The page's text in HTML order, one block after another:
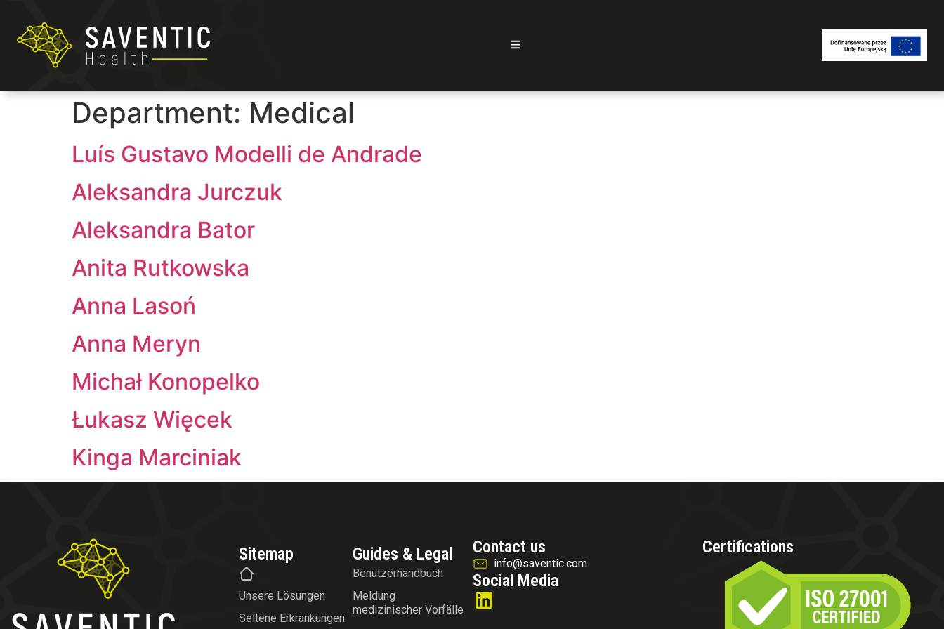
Department: Medical
Luís Gustavo Modelli de Andrade
Aleksandra Jurczuk
Aleksandra Bator
Anita Rutkowska
Anna Lasoń
Anna Meryn
Michał Konopelko
Łukasz Więcek
Kinga Marciniak
Sitemap
Unsere Lösungen
Seltene Erkrankungen
Guides & Legal
Benutzerhandbuch
Meldung
medizinischer Vorfälle
Contact us
info@saventic.com
Social Media
Certifications